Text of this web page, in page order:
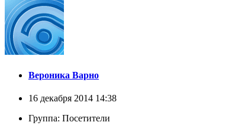
Вероника Варно
16 декабря 2014 14:38
Группа: Посетители